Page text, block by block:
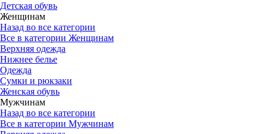
Детская обувь
Женщинам
Назад во все категории
Все в категории Женщинам
Верхняя одежда
Нижнее белье
Одежда
Сумки и рюкзаки
Женская обувь
Мужчинам
Назад во все категории
Все в категории Мужчинам